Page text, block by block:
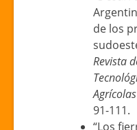
de los
Revista
Agrícolas
91-111.
“Los